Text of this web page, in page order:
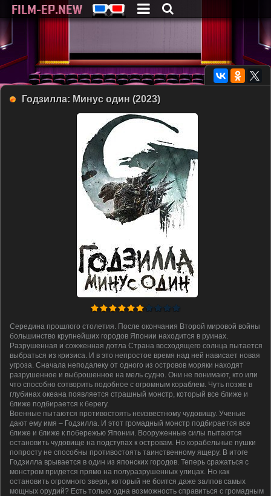
Годзилла: Минус один (2023)
Середина прошлого столетия. После окончания Второй мировой войны
большинство крупнейших городов Японии находится в руинах.
Разрушенная и сожженная дотла Страна восходящего солнца пытается
выбраться из кризиса. И в это непростое время над ней нависает новая
угроза. Сначала неподалеку от одного из островов моряки находят
разрушенное и выброшенное на мель судно. Они не понимают, кто или
что способно сотворить подобное с огромным кораблем. Чуть позже в
глубинах океана появляется страшный монстр, который все ближе и
ближе подбирается к берегу.
Военные пытаются противостоять неизвестному чудовищу. Ученые
дают ему имя – Годзилла. И этот громадный монстр подбирается все
ближе и ближе к побережью Японии. Вооруженные силы пытаются
остановить чудовище на подступах к островам. Но корабельные пушки
попросту не способны противостоять таинственному ящеру. В итоге
Годзилла врывается в один из японских городов. Теперь сражаться с
монстром придется прямо на полуразрушенных улицах. Но как
остановить огромного зверя, который не боится даже залпов самых
мощных орудий? Есть только одна возможность справиться с громадным